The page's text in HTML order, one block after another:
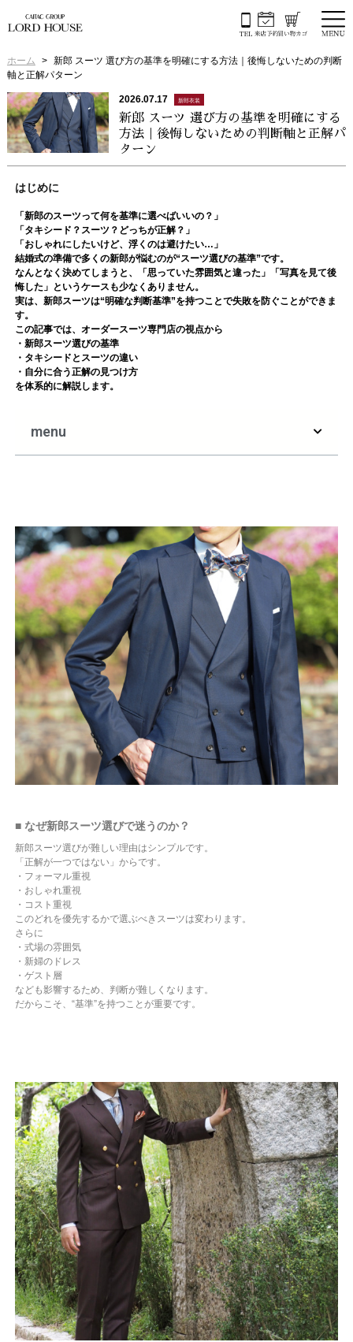
ホーム
新郎 スーツ 選び方の基準を明確にする方法｜後悔しないための判断
軸と正解パターン
2026.07.17 新郎衣装
新郎 スーツ 選び方の基準を明確にする
方法｜後悔しないための判断軸と正解パ
ターン
はじめに
「新郎のスーツって何を基準に選べばいいの？」
「タキシード？スーツ？どっちが正解？」
「おしゃれにしたいけど、浮くのは避けたい…」
結婚式の準備で多くの新郎が悩むのが“スーツ選びの基準”です。
なんとなく決めてしまうと、「思っていた雰囲気と違った」「写真を見て後
悔した」というケースも少なくありません。
実は、新郎スーツは“明確な判断基準”を持つことで失敗を防ぐことができま
す。
この記事では、オーダースーツ専門店の視点から
・新郎スーツ選びの基準
・タキシードとスーツの違い
・自分に合う正解の見つけ方
を体系的に解説します。
menu
■ なぜ新郎スーツ選びで迷うのか？
新郎スーツ選びが難しい理由はシンプルです。
「正解が一つではない」からです。
・フォーマル重視
・おしゃれ重視
・コスト重視
このどれを優先するかで選ぶべきスーツは変わります。
さらに
・式場の雰囲気
・新婦のドレス
・ゲスト層
なども影響するため、判断が難しくなります。
だからこそ、“基準”を持つことが重要です。